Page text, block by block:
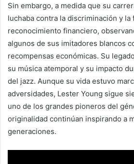
Sin embargo, a medida que su
luchaba contra la discriminación y la
reconocimiento financiero,
algunos de sus imitadores blancos
recompensas económicas. Su
su música atemporal y su impacto
del jazz. Aunque su vida estuvo
adversidades, Lester Young sigue
uno de los grandes pioneros del
originalidad continúan inspirando a
generaciones.